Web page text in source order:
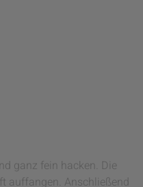
ganz fein hacken. Die
auffangen. Anschließend